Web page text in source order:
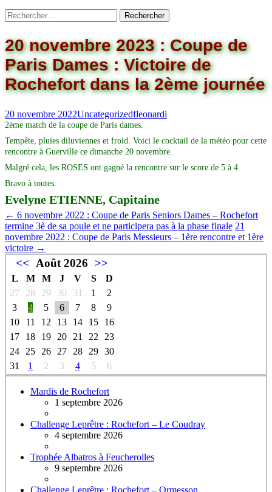
20 novembre 2023 : Coupe de
Paris Dames : Victoire de
Rochefort dans la 2ème journée
20 novembre 2022Uncategorizedfleonardi
2ème match de la coupe de Paris dames.
Tempête, pluies diluviennes et froid. Voici le cocktail de la météo pour cette
rencontre à Guerville ce dimanche 20 novembre.
Malgré cela, les ROSES ont gagné la rencontre sur le score de 5 à 4.
Bravo à toutes.
Evelyne ETIENNE, Capitaine
← 6 novembre 2022 : Coupe de Paris Seniors Dames – Rochefort
termine 3è de sa poule et ne participera pas à la phase finale 21
novembre 2022 : Coupe de Paris Messieurs – 1ère rencontre et 1ère
victoire →
<< Août 2026 >>
L M M J V S
D
27
28 29 30 31 1
2
3
4 5 6 7 8
9
10
11 12 13 14 15
16
17
18 19 20 21 22
23
24
25 26 27 28 29 30
31
1 2 3 4 5 6
Mardis de Rochefort
1 septembre 2026
Challenge Leprêtre : Rochefort – Le Coudray
4 septembre 2026
Trophée Albatros à Feucherolles
9 septembre 2026
Challenge Leprêtre : Rochefort – Ormesson